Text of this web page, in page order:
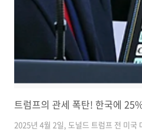
2025년 4월 2일, 도널드 트럼프 전 미국